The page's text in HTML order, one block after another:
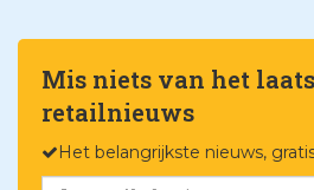
Mis niets van het
retailnieuws
Het belangrijkste nieuws,